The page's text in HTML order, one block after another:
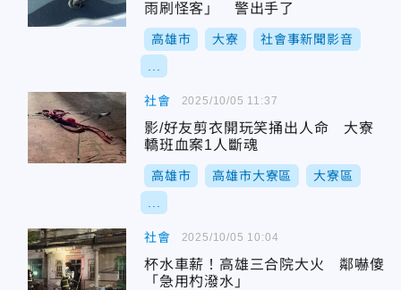
雨刷怪客」 警出手了
高雄市 大寮 社會事新聞影音
社會
影/好友剪衣開玩笑捅出人命 大寮
轎班血案1人斷魂
高雄市 高雄市大寮區 大寮區
2025/10/05 11:37
社會
杯水車薪！高雄三合院大火 鄰嚇傻
「急用杓潑水」
2025/10/05 10:04